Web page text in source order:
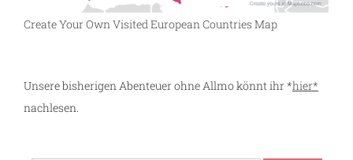
Create Your Own Visited European Countries Map
Unsere bisherigen Abenteuer ohne Allmo könnt ihr *hier*
nachlesen.